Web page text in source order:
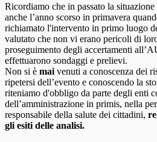
Ricordiamo che in passato la
anche l’anno scorso in primavera
richiamato l'intervento in primo luogo
valutato che non vi erano pericoli di
proseguimento degli accertamenti
effettuarono sondaggi e prelievi.
Non si è mai venuti a conoscenza dei
ripetersi dell’evento e conoscendo la
riteniamo d'obbligo da parte degli enti
dell’amministrazione in primis, nella
responsabile della salute dei cittadini,
gli esiti delle analisi.